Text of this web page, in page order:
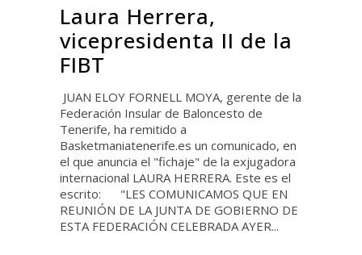
Laura Herrera,
vicepresidenta II de la
FIBT
JUAN ELOY FORNELL MOYA, gerente de la
Federación Insular de Baloncesto de
Tenerife, ha remitido a
Basketmaniatenerife.es un comunicado, en
el que anuncia el "fichaje" de la exjugadora
internacional LAURA HERRERA. Este es el
escrito: "LES COMUNICAMOS QUE EN
REUNIÓN DE LA JUNTA DE GOBIERNO DE
ESTA FEDERACIÓN CELEBRADA AYER...